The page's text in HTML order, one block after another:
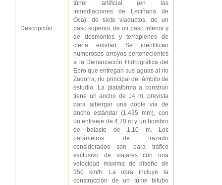
Descripción
túnel artificial (en las
inmediaciones de Leciñana de
Oca), de siete viaductos, de un
paso superior, de un paso inferior y
de desmontes y terraplenes de
cierta entidad. Se identifican
numerosos arroyos pertenecientes
a la Demarcación Hidrográfica del
Ebro que entregan sus aguas al río
Zadorra, río principal del ámbito de
estudio. La plataforma a construir
tiene un ancho de 14 m, prevista
para albergar una doble vía de
ancho estándar (1.435 mm), con
un entreeje de 4,70 m y un hombro
de balasto de 1,10 m. Los
parámetros de trazado
considerados son para tráfico
exclusivo de viajares con una
velocidad máxima de diseño de
350 km/h. La obra incluye la
construcción de un túnel bitubo